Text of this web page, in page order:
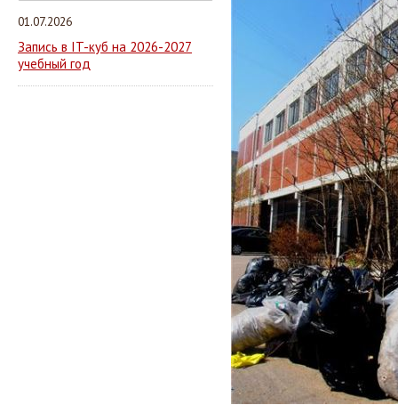
01.07.2026
Запись в IT-куб на 2026-2027
учебный год